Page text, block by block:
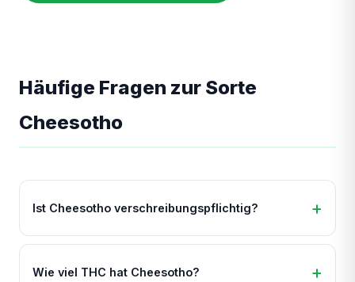
Häufige Fragen zur Sorte
Cheesotho
Ist Cheesotho verschreibungspflichtig?
Wie viel THC hat Cheesotho?